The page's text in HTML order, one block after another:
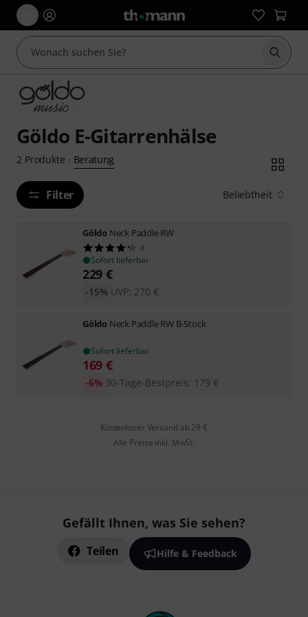
Suche
Göldo E-Gitarrenhälse
2 Produkte · Beratung
Filter Beliebtheit
Göldo Neck Paddle RW
8
Sofort lieferbar
229 €
UVP: 270 €
-15%
Göldo Neck Paddle RW B-Stock
Sofort lieferbar
169 €
30-Tage-Bestpreis: 179 €
-6%
Kostenloser Versand ab 29 €
Alle Preise inkl. MwSt.
Gefällt Ihnen, was Sie sehen?
Teilen Hilfe & Feedback